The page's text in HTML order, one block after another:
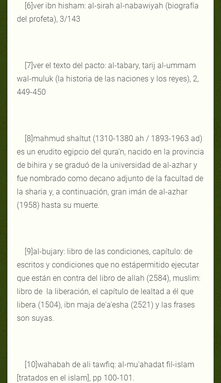
[6]ver ibn hisham: al-sirah al-nabawiyah (biografía
del profeta), 3/143
[7]ver el texto del pacto: al-tabary, tarij al-ummam
wal-muluk (la historia de las naciones y los reyes), 2,
449-450
[8]mahmud shaltut (1310-1380 ah / 1893-1963 ad)
es un erudito egipcio del qura'n, nacido en la provincia
de bihira y se graduó de la universidad de al-azhar y
fue nombrado como decano adjunto de la facultad de
la sharia y, a continuación, gran imán de al-azhar
(1958) hasta su muerte.
[9]al-bujary: libro de las condiciones, capítulo: de
escritos y condiciones que no estápermitido ejecutar
que están en contra del libro de allah (2584), muslim:
libro de la liberación, el capítulo de lealtad a él que
libera (1504), ibn maja de'a'esha (2521) y las frases
son suyas.
[10]wahabah de ali tawfiq: al-mu'ahadat fil-islam
[tratados en el islam], pp 100-101.